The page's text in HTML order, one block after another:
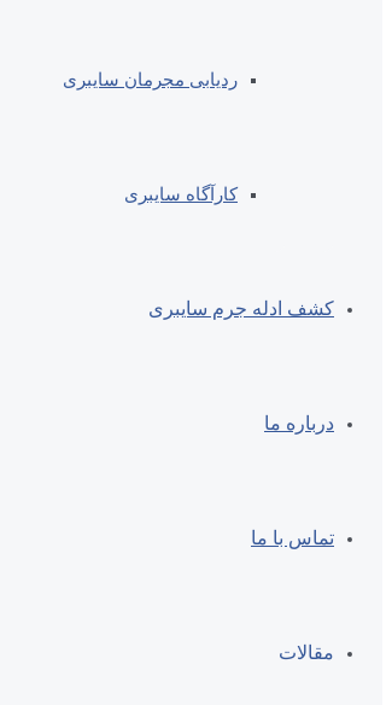
ردیابی مجرمان سایبری
کارآگاه سایبری
کشف ادله جرم سایبری
درباره ما
تماس با ما
مقالات